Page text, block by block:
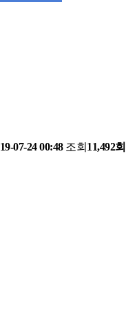
19-07-24 00:48조회 11,492회